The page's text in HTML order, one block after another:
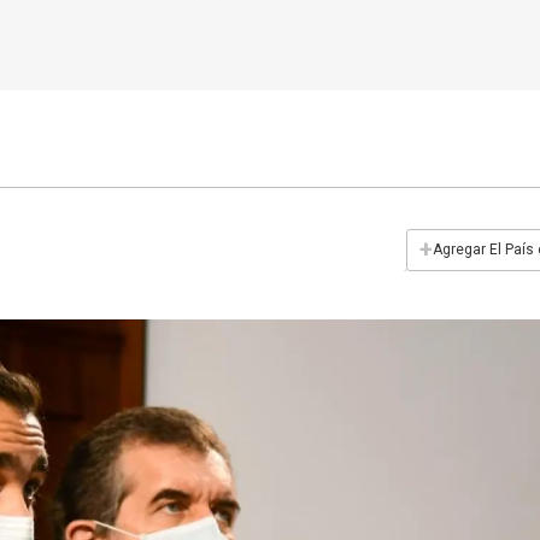
+Agregar El País